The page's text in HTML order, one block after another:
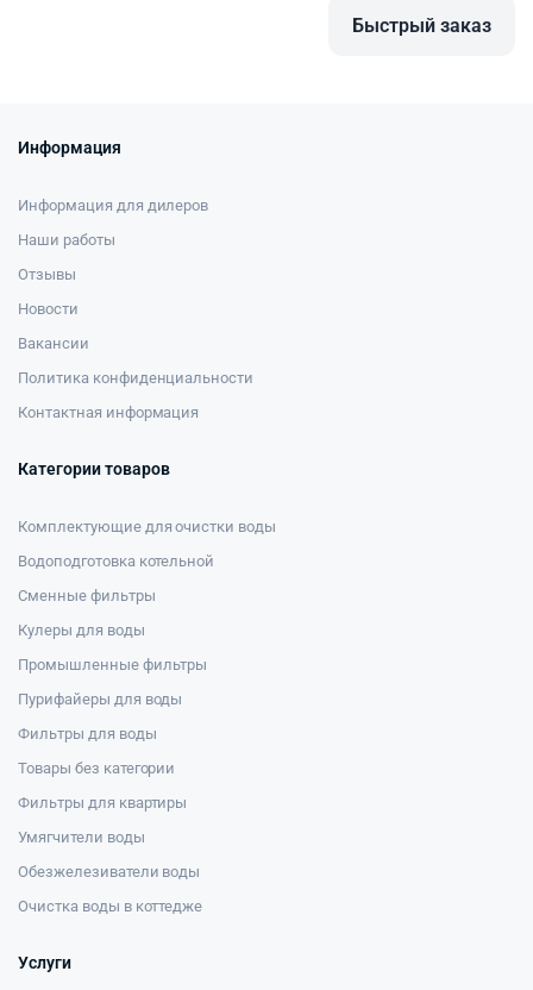
Быстрый заказ
Информация
Информация для дилеров
Наши работы
Отзывы
Новости
Вакансии
Политика конфиденциальности
Контактная информация
Категории товаров
Комплектующие для очистки воды
Водоподготовка котельной
Сменные фильтры
Кулеры для воды
Промышленные фильтры
Пурифайеры для воды
Фильтры для воды
Товары без категории
Фильтры для квартиры
Умягчители воды
Обезжелезиватели воды
Очистка воды в коттедже
Услуги